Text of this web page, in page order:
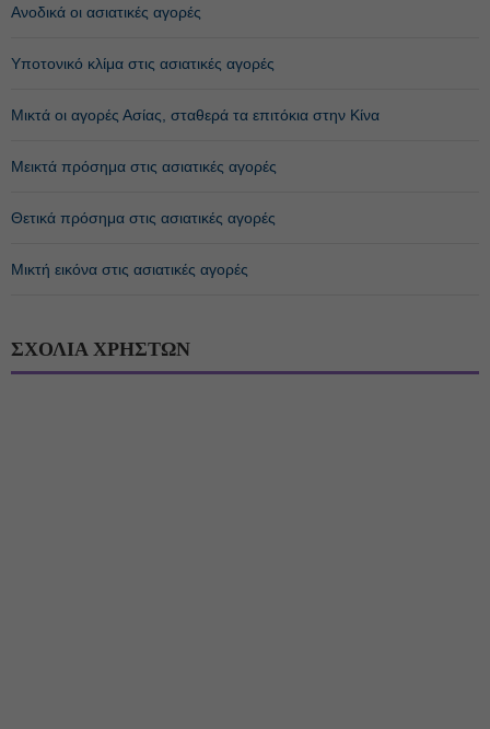
Ανοδικά οι ασιατικές αγορές
Υποτονικό κλίμα στις ασιατικές αγορές
Μικτά οι αγορές Ασίας, σταθερά τα επιτόκια στην Κίνα
Μεικτά πρόσημα στις ασιατικές αγορές
Θετικά πρόσημα στις ασιατικές αγορές
Μικτή εικόνα στις ασιατικές αγορές
ΣΧΟΛΙΑ ΧΡΗΣΤΩΝ